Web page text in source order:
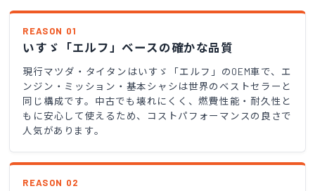
REASON 01
いすゞ「エルフ」ベースの確かな品質
現行マツダ・タイタンはいすゞ「エルフ」のOEM車で、エ
ンジン・ミッション・基本シャシは世界のベストセラーと
同じ構成です。中古でも壊れにくく、燃費性能・耐久性と
もに安心して使えるため、コストパフォーマンスの良さで
人気があります。
REASON 02